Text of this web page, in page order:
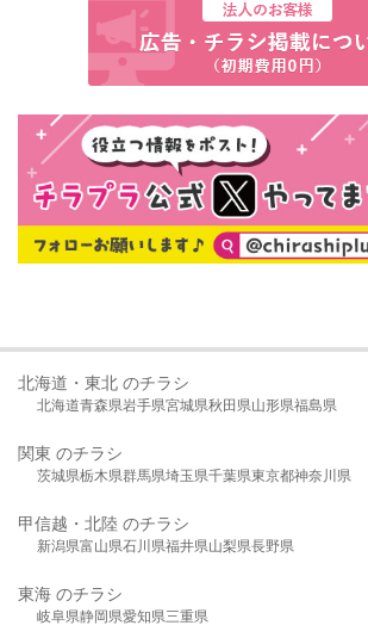
北海道・東北 のチラシ
北海道青森県岩手県宮城県秋田県山形県福島県
関東 のチラシ
茨城県栃木県群馬県埼玉県千葉県東京都神奈川県
甲信越・北陸 のチラシ
新潟県富山県石川県福井県山梨県長野県
東海 のチラシ
岐阜県静岡県愛知県三重県